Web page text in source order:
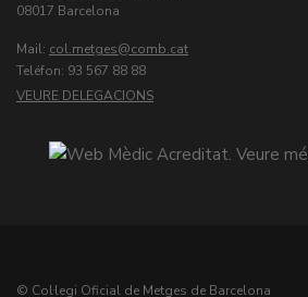
08017 Barcelona
Mail: col.metges
Teléfon: 93 567 88 88
VEURE DELEGACIONS
© Col·legi Oficial de Metges de Barcelona